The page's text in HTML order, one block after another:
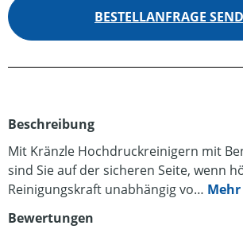
BESTELLANFRAGE
Beschreibung
Mit Kränzle Hochdruckreinigern mit
sind Sie auf der sicheren Seite, wenn
Reinigungskraft unabhängig vo… Mehr
Bewertungen